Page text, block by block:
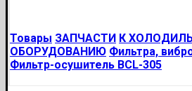
Товары ЗАПЧАСТИ К
ОБОРУДОВАНИЮ Фильтра,
Фильтр-осушитель BCL-305